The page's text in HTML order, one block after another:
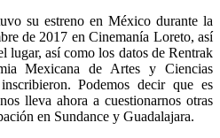
su estreno en México durante la
de 2017 en Cinemanía Loreto, así
lugar, así como los datos de Rentrak
Mexicana de Artes y Ciencias
Podemos decir que es
lleva ahora a cuestionarnos otras
en Sundance y Guadalajara.